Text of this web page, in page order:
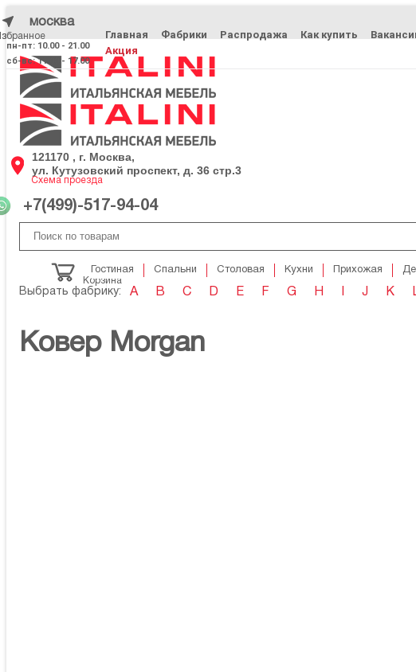
москва
пн-пт: 10.00 - 21.00
сб-вс: 11.00 - 17.00
Главная Фабрики Распродажа Как купить
Акция
121170 , г. Москва,
ул. Кутузовский проспект, д. 36 стр.3
Схема проезда
+7(499)-517-94-04
Корзина
Гостиная Спальни Столовая Кухни Прихожая
Выбрать фабрику: A B C D E F G H J K
Ковер Morgan